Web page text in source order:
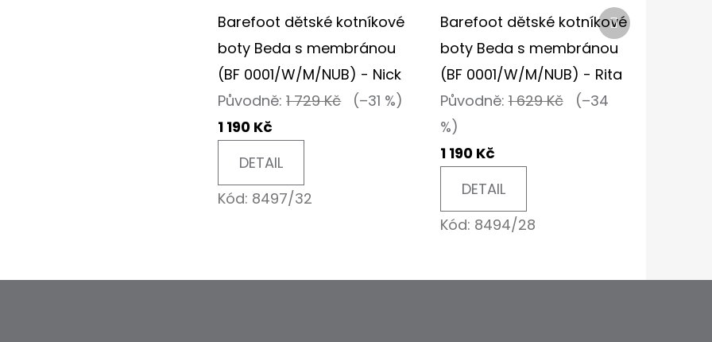
Barefoot dětské kotníkové
boty Beda s membránou
(BF 0001/W/M/NUB) - Nick
Původně:1 729 Kč
(–31 %)
1 190 Kč
DETAIL
Kód: 8497/32
Barefoot dětské kotníkové
boty Beda s membránou
(BF 0001/W/M/NUB) - Rita
Původně:1 629 Kč
(–34
%)
1 190 Kč
DETAIL
Kód: 8494/28
Další
produkt